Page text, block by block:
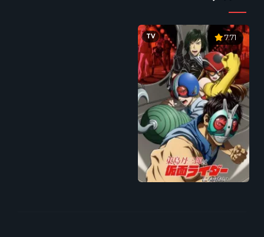
TV 7.71